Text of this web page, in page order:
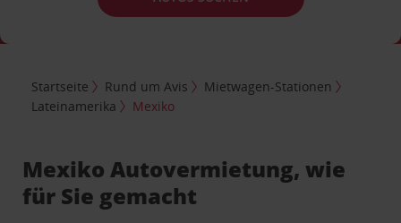
Startseite Rund um Avis
Mietwagen-Stationen
Lateinamerika
Mexiko
Mexiko Autovermietung, wie
für Sie gemacht